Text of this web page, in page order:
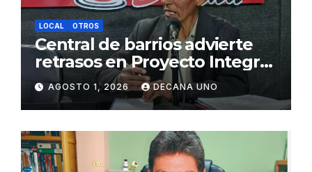
LOCAL OTROS
Central de barrios advierte
retrasos en Proyecto Integral
de Agua y Alcantarillado para
Juliaca
AGOSTO 1, 2026 DECANA UNO